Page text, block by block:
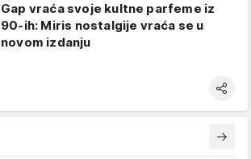
Gap vraća svoje kultne parfeme iz
90-ih: Miris nostalgije vraća se u
novom izdanju